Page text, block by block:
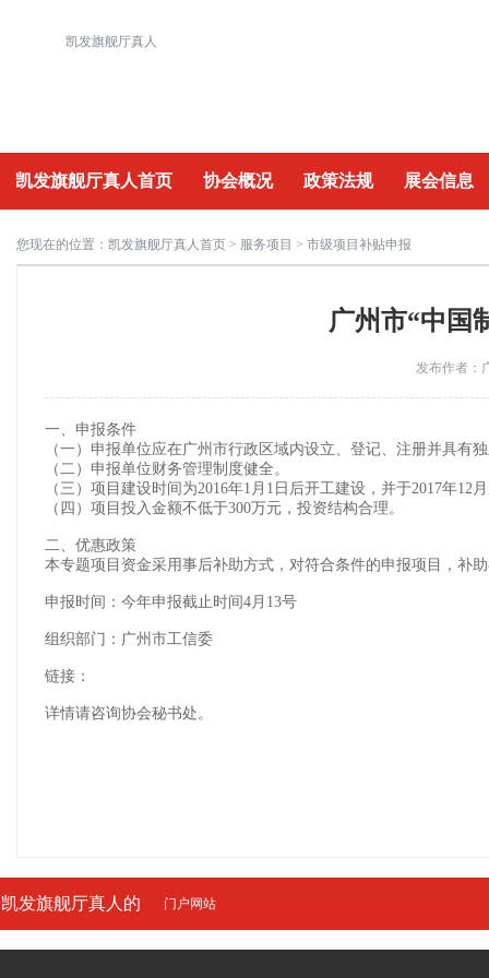
凯发旗舰厅真人
凯发旗舰厅真人首页 协会概况 政策法规 展会信息
重要活动
您现在的位置： 凯发旗舰厅真人首页 > 服务项目 > 市级项目补贴申报
广州市“中国
发布作者
一、申报条件
（一）申报单位应在广州市行政区域内设立、登记、注册并具有
（二）申报单位财务管理制度健全。
（三）项目建设时间为2016年1月1日后开工建设，并于2017年12
（四）项目投入金额不低于300万元，投资结构合理。
二、优惠政策
本专题项目资金采用事后补助方式，对符合条件的申报项目，补
申报时间： 今年申报截止时间4月13号
组织部门： 广州市工信委
链接：
详情请咨询协会秘书处。
凯发旗舰厅真人的
友情链接
门户网站